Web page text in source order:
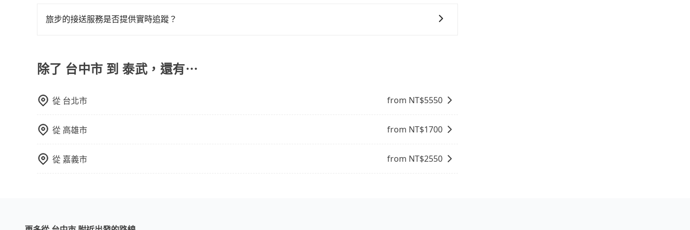
用車前一天才開始安排車輛，並於用車前一天晚上8點提供服務司機和車輛資訊。如果您有特殊的用車需求，可
旅步的接送服務是否提供實時追蹤？
除了 台中市 到 泰武，還有⋯
從 台北市 from NT$5550
從 高雄市 from NT$1700
從 嘉義市 from NT$2550